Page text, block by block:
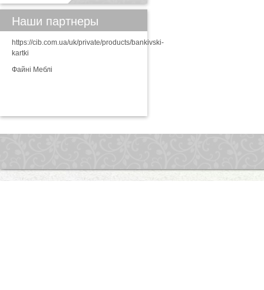
Наши партнеры
https://cib.com.ua/uk/private/products/bankivski-
kartki
Файні Меблі